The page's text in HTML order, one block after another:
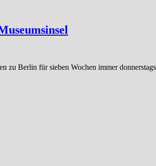
zu Berlin für sieben Wochen immer